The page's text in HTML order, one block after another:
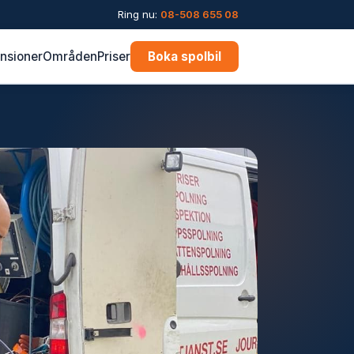
Ring nu: 08-508 655 08
OmrådenPriser Boka spolbil